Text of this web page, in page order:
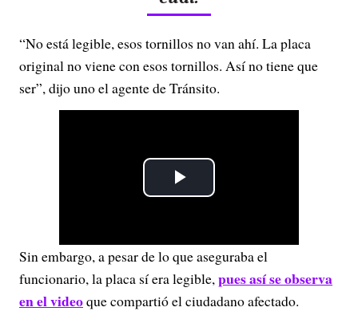
“No está legible, esos tornillos no van ahí. La placa
original no viene con esos tornillos. Así no tiene que
ser”, dijo uno el agente de Tránsito.
P
a
y
Sin embargo, a pesar de lo que aseguraba el
funcionario, la placa sí era legible,pues así se observa
en el videoque compartió el ciudadano afectado.